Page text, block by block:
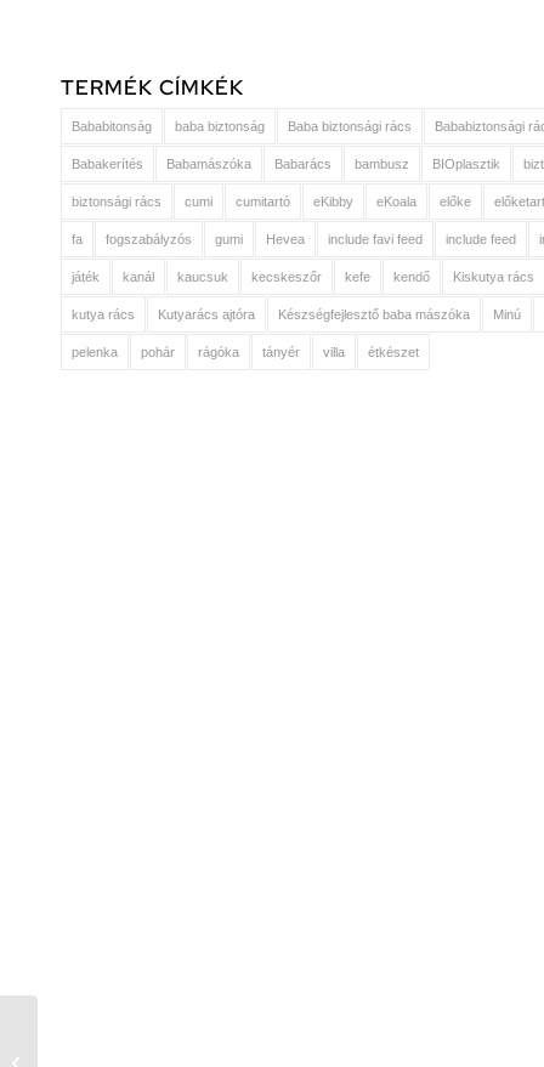
TERMÉK CÍMKÉK
Bababitonság baba biztonság Baba biztonsági rács Bababiztonsági
Babakerítés Babamászóka Babarács bambusz BIOplasztik
biztonsági rács cumi cumitartó eKibby eKoala előke
fa fogszabályzós gumi Hevea include favi feed include feed
játék kanál kaucsuk kecskeszőr kefe kendő Kiskutya rács
kutya rács Kutyarács ajtóra Készségfejlesztő baba mászóka Minú
pelenka pohár rágóka tányér villa étkészet